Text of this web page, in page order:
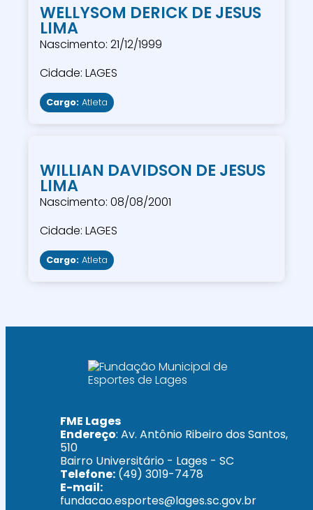
WELLYSOM DERICK DE JESUS
LIMA
Nascimento: 21/12/1999
Cidade: LAGES
Cargo: Atleta
WILLIAN DAVIDSON DE JESUS
LIMA
Nascimento: 08/08/2001
Cidade: LAGES
Cargo: Atleta
FME Lages
Endereço: Av. Antônio Ribeiro dos Santos,
510
Bairro Universitário - Lages - SC
Telefone: (49) 3019-7478
E-mail:
fundacao.esportes@lages.sc.gov.br